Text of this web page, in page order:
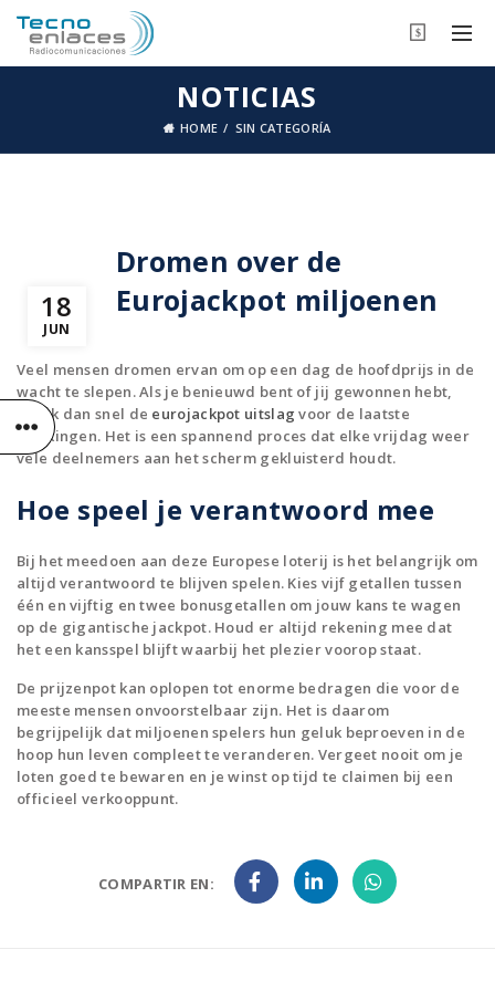
$
NOTICIAS
HOME SIN CATEGORÍA
18
JUN
Dromen over de
Eurojackpot miljoenen
Veel mensen dromen ervan om op een dag de hoofdprijs in de
wacht te slepen. Als je benieuwd bent of jij gewonnen hebt,
check dan snel de eurojackpot uitslag voor de laatste
trekkingen. Het is een spannend proces dat elke vrijdag weer
vele deelnemers aan het scherm gekluisterd houdt.
Hoe speel je verantwoord mee
Bij het meedoen aan deze Europese loterij is het belangrijk om
altijd verantwoord te blijven spelen. Kies vijf getallen tussen
één en vijftig en twee bonusgetallen om jouw kans te wagen
op de gigantische jackpot. Houd er altijd rekening mee dat
het een kansspel blijft waarbij het plezier voorop staat.
De prijzenpot kan oplopen tot enorme bedragen die voor de
meeste mensen onvoorstelbaar zijn. Het is daarom
begrijpelijk dat miljoenen spelers hun geluk beproeven in de
hoop hun leven compleet te veranderen. Vergeet nooit om je
loten goed te bewaren en je winst op tijd te claimen bij een
officieel verkooppunt.